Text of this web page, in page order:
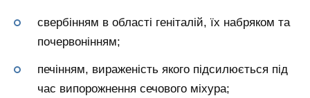
свербінням в області геніталій, їх набряком та
почервонінням;
печінням, вираженість якого підсилюється під
час випорожнення сечового міхура;